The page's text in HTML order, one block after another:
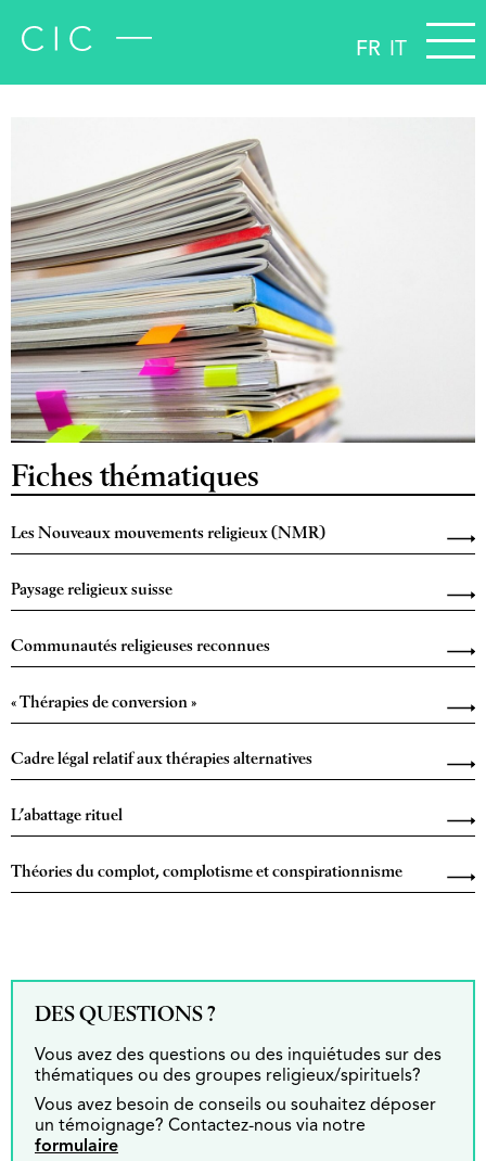
FR IT
Fiches thématiques
Les Nouveaux mouvements religieux (NMR)
Paysage religieux suisse
Communautés religieuses reconnues
« Thérapies de conversion »
Cadre légal relatif aux thérapies alternatives
L’abattage rituel
Théories du complot, complotisme et conspirationnisme
DES QUESTIONS ?
Vous avez des questions ou des inquiétudes sur des
thématiques ou des groupes religieux/spirituels?
Vous avez besoin de conseils ou souhaitez déposer
un témoignage? Contactez-nous via notre
formulaire